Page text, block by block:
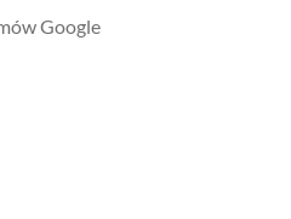
Google